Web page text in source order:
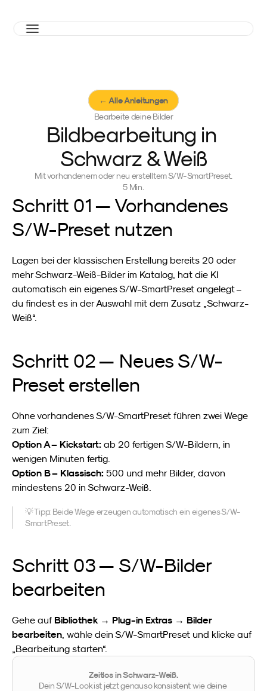
← Alle Anleitungen
Bearbeite deine Bilder
Bildbearbeitung in
Schwarz & Weiß
Mit vorhandenem oder neu erstelltem S/W-SmartPreset.
5 Min.
Schritt 01 — Vorhandenes
S/W-Preset nutzen
Lagen bei der klassischen Erstellung bereits 20 oder
mehr Schwarz-Weiß-Bilder im Katalog, hat die KI
automatisch ein eigenes S/W-SmartPreset angelegt –
du findest es in der Auswahl mit dem Zusatz „Schwarz-
Weiß“.
Schritt 02 — Neues S/W-
Preset erstellen
Ohne vorhandenes S/W-SmartPreset führen zwei Wege
zum Ziel:
Option A – Kickstart: ab 20 fertigen S/W-Bildern, in
wenigen Minuten fertig.
Option B – Klassisch: 500 und mehr Bilder, davon
mindestens 20 in Schwarz-Weiß.
💡 Tipp: Beide Wege erzeugen automatisch ein eigenes S/W-
SmartPreset.
Schritt 03 — S/W-Bilder
bearbeiten
Gehe auf Bibliothek → Plug-in Extras → Bilder
bearbeiten , wähle dein S/W-SmartPreset und klicke auf
„Bearbeitung starten“.
Zeitlos in Schwarz-Weiß.
Dein S/W-Look ist jetzt genauso konsistent wie deine